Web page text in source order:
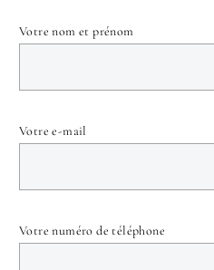
Votre nom et prénom
Votre e-mail
Votre numéro de téléphone